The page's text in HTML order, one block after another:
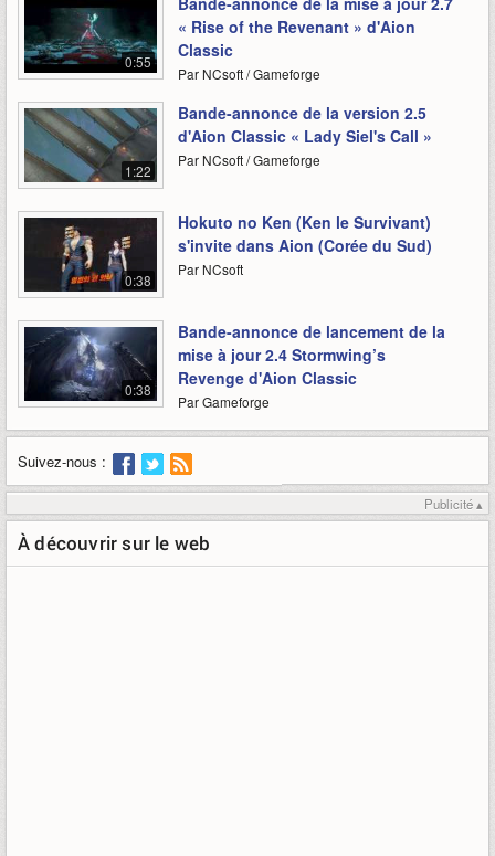
0:55
« Rise of the Revenant » d'Aion
Classic
Par NCsoft / Gameforge
1:22
Bande-annonce de la version 2.5
d'Aion Classic « Lady Siel's Call »
Par NCsoft / Gameforge
0:38
Hokuto no Ken (Ken le Survivant)
s'invite dans Aion (Corée du Sud)
Par NCsoft
0:38
Bande-annonce de lancement de la
mise à jour 2.4 Stormwing’s
Revenge d'Aion Classic
Par Gameforge
Suivez-nous :
Publicité ▴
À découvrir sur le web